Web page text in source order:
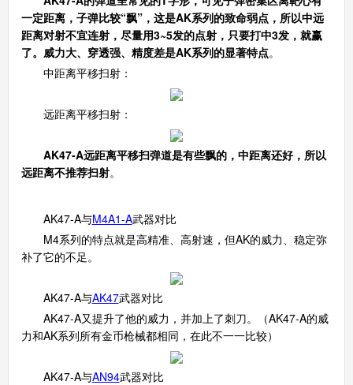
一定距离，子弹比较“飘”，这是AK系列的致命弱点，所以中远
距离对射不宜连射，尽量用3~5发的点射，只要打中3发，就赢
了。威力大、穿透强、精度差是AK系列的显著特点。
中距离平移扫射：
远距离平移扫射：
AK47-A远距离平移扫弹道是有些飘的，中距离还好，所以
远距离不推荐扫射。
AK47-A与M4A1-A武器对比
M4系列的特点就是高精准、高射速，但AK的威力、稳定弥
补了它的不足。
AK47-A与AK47武器对比
AK47-A又提升了他的威力，并加上了刺刀。（AK47-A的威
力和AK系列所有金币枪械都相同，在此不一一比较）
AK47-A与AN94武器对比